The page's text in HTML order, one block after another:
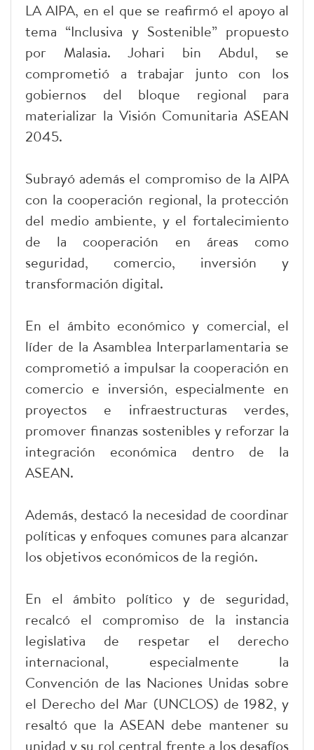
LA AIPA, en el que se reafirmó el apoyo al
tema “Inclusiva y Sostenible” propuesto
por Malasia. Johari bin Abdul, se
comprometió a trabajar junto con los
gobiernos del bloque regional para
materializar la Visión Comunitaria ASEAN
2045.
Subrayó además el compromiso de la AIPA
con la cooperación regional, la protección
del medio ambiente, y el fortalecimiento
de la cooperación en áreas como
seguridad, comercio, inversión y
transformación digital.
En el ámbito económico y comercial, el
líder de la Asamblea Interparlamentaria se
comprometió a impulsar la cooperación en
comercio e inversión, especialmente en
proyectos e infraestructuras verdes,
promover finanzas sostenibles y reforzar la
integración económica dentro de la
ASEAN.
Además, destacó la necesidad de coordinar
políticas y enfoques comunes para alcanzar
los objetivos económicos de la región.
En el ámbito político y de seguridad,
recalcó el compromiso de la instancia
legislativa de respetar el derecho
internacional, especialmente la
Convención de las Naciones Unidas sobre
el Derecho del Mar (UNCLOS) de 1982, y
resaltó que la ASEAN debe mantener su
unidad y su rol central frente a los desafíos